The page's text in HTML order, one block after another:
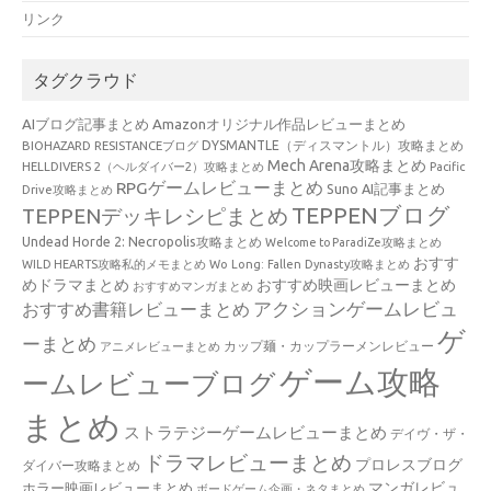
リンク
タグクラウド
AIブログ記事まとめ Amazonオリジナル作品レビューまとめ
BIOHAZARD RESISTANCEブログ DYSMANTLE（ディスマントル）攻略まとめ
HELLDIVERS 2（ヘルダイバー2）攻略まとめ Mech Arena攻略まとめ Pacific
Drive攻略まとめ RPGゲームレビューまとめ Suno AI記事まとめ
TEPPENデッキレシピまとめ TEPPENブログ
Undead Horde 2: Necropolis攻略まとめ Welcome to ParadiZe攻略まとめ
WILD HEARTS攻略私的メモまとめ Wo Long: Fallen Dynasty攻略まとめ おすす
めドラマまとめ おすすめマンガまとめ おすすめ映画レビューまとめ
おすすめ書籍レビューまとめ アクションゲームレビュ
ーまとめ アニメレビューまとめ カップ麺・カップラーメンレビュー ゲ
ームレビューブログゲーム攻略
まとめ ストラテジーゲームレビューまとめ デイヴ・ザ・
ダイバー攻略まとめ ドラマレビューまとめ プロレスブログ